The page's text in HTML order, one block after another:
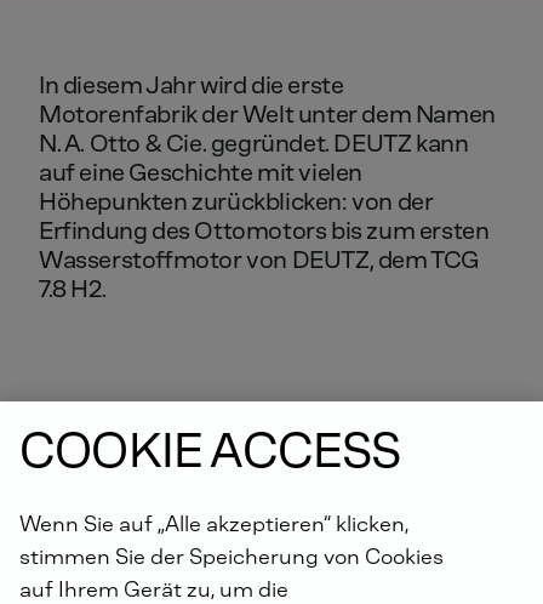
In diesemJahrwird die erste
MotorenfabrikderWeltunterdem Namen
N.A. Otto & Cie. gegründet. DEUTZ kann
aufeine Geschichte mitvielen
Höhepunkten zurückblicken:von der
Erfindung des Ottomotors bis zum ersten
Wasserstoffmotorvon DEUTZ, demTCG
7.8 H2.
COOKIE ACCESS
Wenn Sie auf „Alle akzeptieren“ klicken,
stimmen Sie der Speicherung von Cookies
auf Ihrem Gerät zu, um die